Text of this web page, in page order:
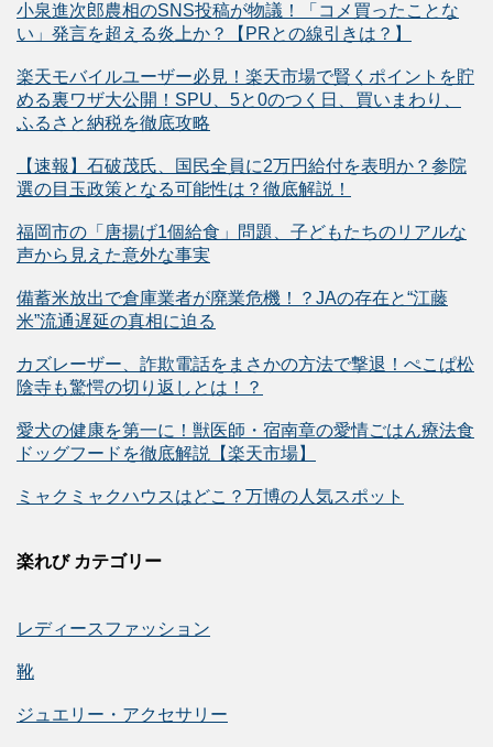
小泉進次郎農相のSNS投稿が物議！「コメ買ったことな
い」発言を超える炎上か？【PRとの線引きは？】
楽天モバイルユーザー必見！楽天市場で賢くポイントを貯
める裏ワザ大公開！SPU、5と0のつく日、買いまわり、
ふるさと納税を徹底攻略
【速報】石破茂氏、国民全員に2万円給付を表明か？参院
選の目玉政策となる可能性は？徹底解説！
福岡市の「唐揚げ1個給食」問題、子どもたちのリアルな
声から見えた意外な事実
備蓄米放出で倉庫業者が廃業危機！？JAの存在と“江藤
米”流通遅延の真相に迫る
カズレーザー、詐欺電話をまさかの方法で撃退！ぺこぱ松
陰寺も驚愕の切り返しとは！？
愛犬の健康を第一に！獣医師・宿南章の愛情ごはん療法食
ドッグフードを徹底解説【楽天市場】
ミャクミャクハウスはどこ？万博の人気スポット
楽れび カテゴリー
レディースファッション
靴
ジュエリー・アクセサリー